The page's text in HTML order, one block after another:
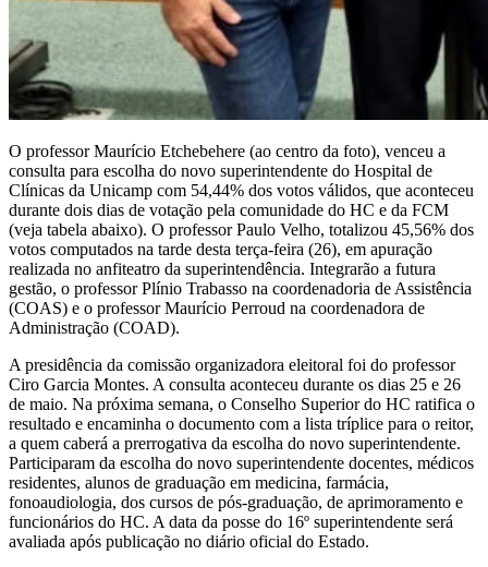
O professor Maurício Etchebehere (ao centro da foto), venceu a
consulta para escolha do novo superintendente do Hospital de
Clínicas da Unicamp com 54,44% dos votos válidos, que aconteceu
durante dois dias de votação pela comunidade do HC e da FCM
(veja tabela abaixo). O professor Paulo Velho, totalizou 45,56% dos
votos computados na tarde desta terça-feira (26), em apuração
realizada no anfiteatro da superintendência. Integrarão a futura
gestão, o professor Plínio Trabasso na coordenadoria de Assistência
(COAS) e o professor Maurício Perroud na coordenadora de
Administração (COAD).
A presidência da comissão organizadora eleitoral foi do professor
Ciro Garcia Montes. A consulta aconteceu durante os dias 25 e 26
de maio. Na próxima semana, o Conselho Superior do HC ratifica o
resultado e encaminha o documento com a lista tríplice para o reitor,
a quem caberá a prerrogativa da escolha do novo superintendente.
Participaram da escolha do novo superintendente docentes, médicos
residentes, alunos de graduação em medicina, farmácia,
fonoaudiologia, dos cursos de pós-graduação, de aprimoramento e
funcionários do HC. A data da posse do 16º superintendente será
avaliada após publicação no diário oficial do Estado.